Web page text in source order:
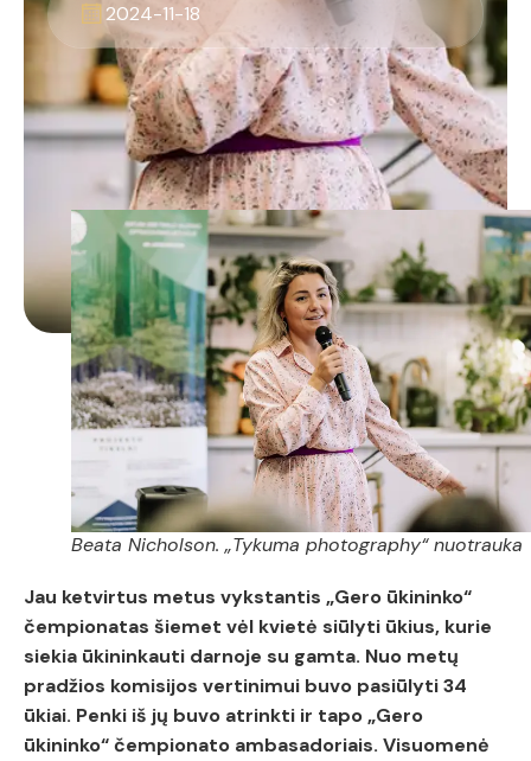
2024-11-18
Beata Nicholson. „Tykuma photography“ nuotrauka
Jau ketvirtus metus vykstantis „Gero ūkininko“
čempionatas šiemet vėl kvietė siūlyti ūkius, kurie
siekia ūkininkauti darnoje su gamta. Nuo metų
pradžios komisijos vertinimui buvo pasiūlyti 34
ūkiai. Penki iš jų buvo atrinkti ir tapo „Gero
ūkininko“ čempionato ambasadoriais. Visuomenė